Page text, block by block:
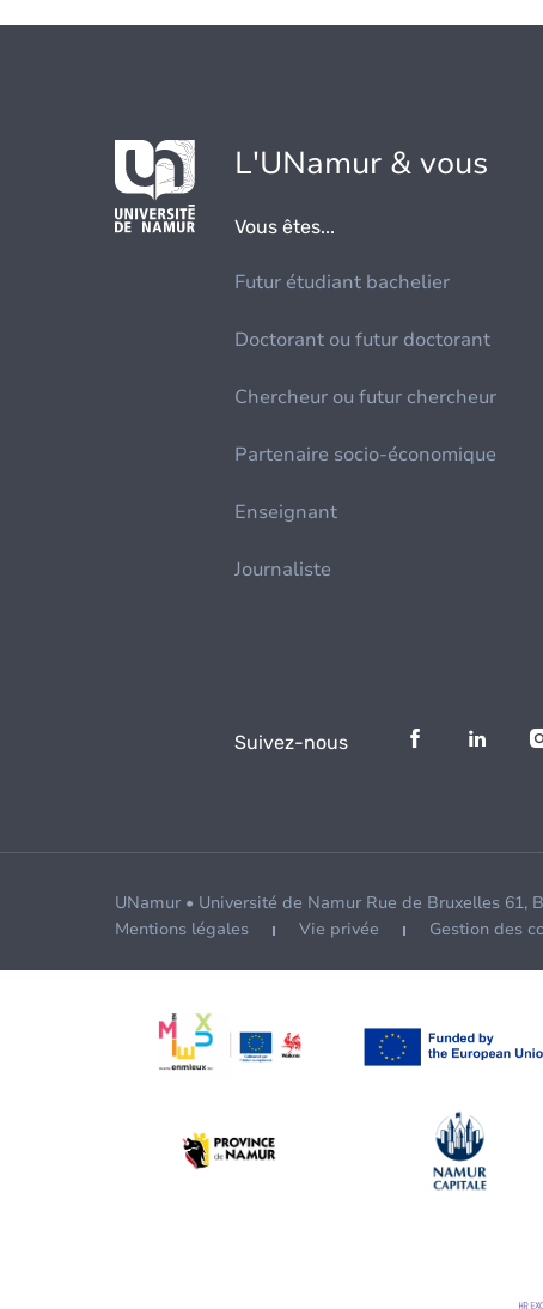
L'UNamur & vous
Vous êtes...
Futur étudiant bachelier
Doctorant ou futur doctorant
Chercheur ou futur chercheur
Partenaire socio-économique
Enseignant
Journaliste
Suivez-nous
UNamur • Université de Namur Rue de Bruxelles 61,
Mentions légales
Vie privée Gestion des